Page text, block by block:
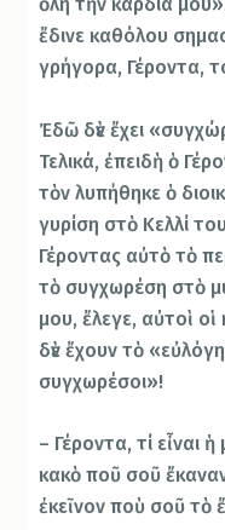
ἔδινε καθόλου
γρήγορα, Γέροντα,
Ἐδῶ δὲν ἔχει
Τελικά, ἐπειδὴ ὁ
τὸν λυπήθηκε ὁ
γυρίση στὸ Κελλί
Γέροντας αὐτὸ τὸ
τὸ συγχωρέση στὸ
μου, ἔλεγε, αὐτοὶ οἱ
δὲν ἔχουν τὸ
συγχωρέσοι»!
– Γέροντα, τί εἶναι
κακὸ ποῦ σοῦ
ἐκεῖνον ποὺ σοῦ τὸ